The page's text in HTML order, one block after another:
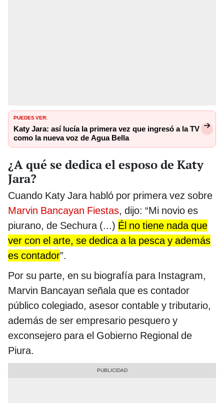
PUEDES VER:
Katy Jara: así lucía la primera vez que ingresó a la TV
como la nueva voz de Agua Bella
¿A qué se dedica el esposo de Katy
Jara?
Cuando Katy Jara habló por primera vez sobre
Marvin Bancayan Fiestas, dijo: “Mi novio es
piurano, de Sechura (...) Él no tiene nada que
ver con el arte, se dedica a la pesca y además
es contador”.
Por su parte, en su biografía para Instagram,
Marvin Bancayan señala que es contador
público colegiado, asesor contable y tributario,
además de ser empresario pesquero y
exconsejero para el Gobierno Regional de
Piura.